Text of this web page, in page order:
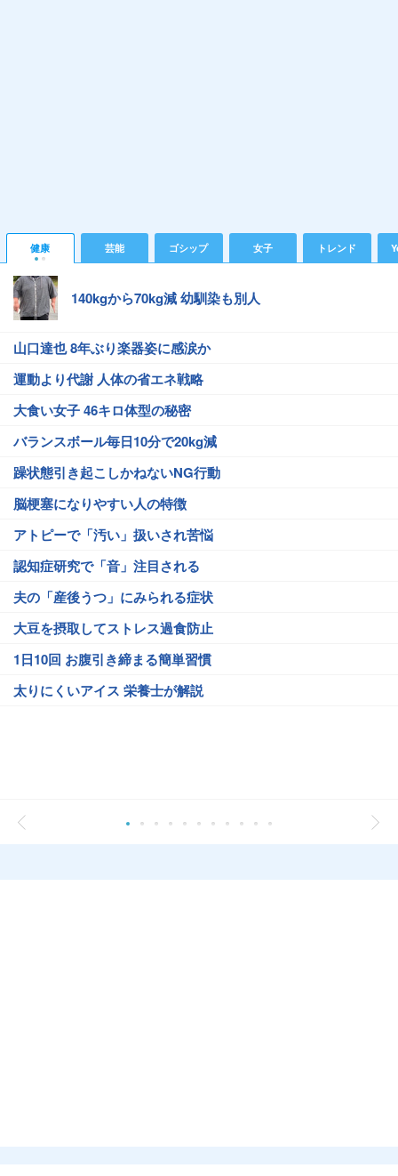
健康 芸能 ゴシップ 女子 トレンド
140kgから70kg減 幼馴染も別人
山口達也 8年ぶり楽器姿に感涙か
運動より代謝 人体の省エネ戦略
大食い女子 46キロ体型の秘密
バランスボール毎日10分で20kg減
躁状態引き起こしかねないNG行動
脳梗塞になりやすい人の特徴
アトピーで「汚い」扱いされ苦悩
認知症研究で「音」注目される
夫の「産後うつ」にみられる症状
大豆を摂取してストレス過食防止
1日10回 お腹引き締まる簡単習慣
太りにくいアイス 栄養士が解説